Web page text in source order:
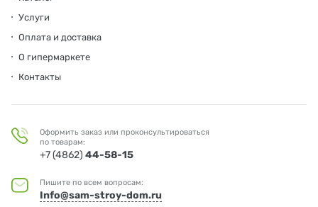
Услуги
Оплата и доставка
О гипермаркете
Контакты
Оформить заказ или проконсультироваться
по товарам:
+7 (4862) 44-58-15
Пишите по всем вопросам:
Info@sam-stroy-dom.ru